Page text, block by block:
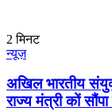
2 मिनट
न्यूज़
अखिल भारतीय
राज्य मंत्री कों सौंपा